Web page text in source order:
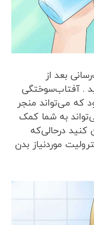
بعد از
. آفتاب‌سوختگی
که می‌تواند منجر
به شما کمک
کنید درحالی‌که
موردنیاز بدن